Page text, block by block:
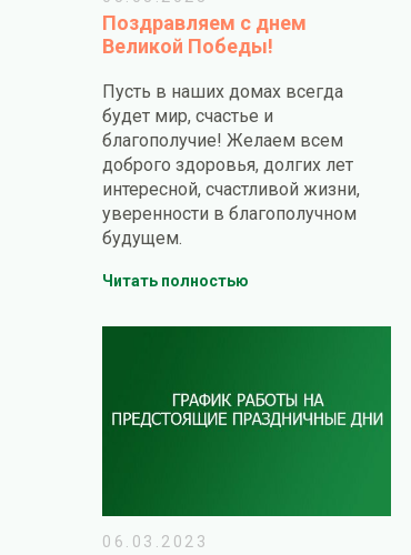
Поздравляем с днем
Великой Победы!
Пусть в наших домах всегда
будет мир, счастье и
благополучие! Желаем всем
доброго здоровья, долгих лет
интересной, счастливой жизни,
уверенности в благополучном
будущем.
Читать полностью
06.03.2023